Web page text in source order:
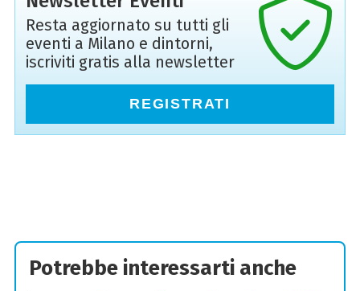
Resta aggiornato su tutti gli
eventi a Milano e dintorni,
iscriviti gratis alla newsletter
REGISTRATI
Potrebbe interessarti anche